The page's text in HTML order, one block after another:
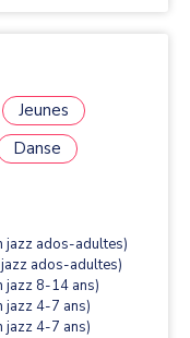
Jeunes
Danse
jazz ados-adultes)
ados-adultes)
jazz 8-14 ans)
jazz 4-7 ans)
jazz 4-7 ans)